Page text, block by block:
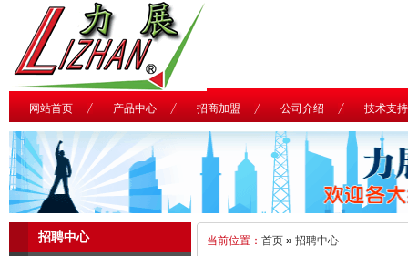
网站首页 产品中心 招商加盟 公司介绍 技术支持
招聘中心 当前位置： 首页 » 招聘中心